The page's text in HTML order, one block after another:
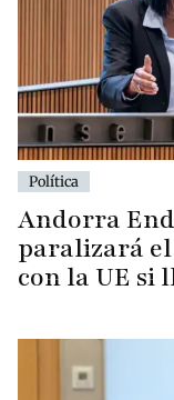
Política
Andorra
paralizará
con la UE si